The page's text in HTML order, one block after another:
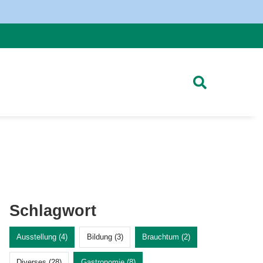
Schlagwort
Ausstellung (4) Bildung (3) Brauchtum (2)